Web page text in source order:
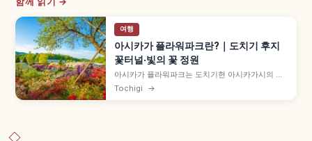
여행
아시카가 플라워파크란?｜도치기 후지
꽃터널·빛의 꽃 정원
아시카가 플라워파크는 도치기현 아시카가시의 약
100,000㎡ 꽃 공원으로, 후지(등나무) 명소로 유명
합니다. 수령 150년 넘는 약 1,000㎡ '오오후지다
Tochigi →